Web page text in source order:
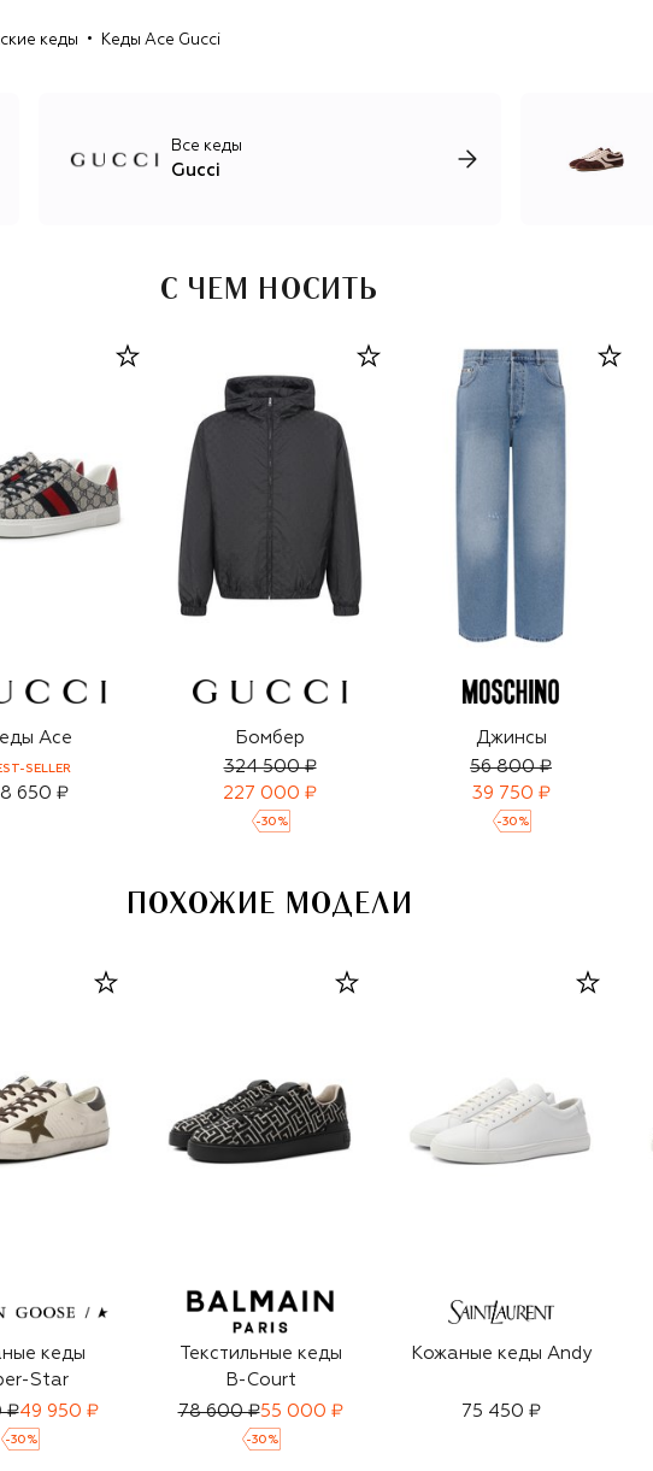
развития, что никак не влияет на выпуск основных
директором бренда был назначен Демна Гвасалия.
кеды Кеды Ace Gucci
Все кеды
Gucci
С ЧЕМ НОСИТЬ
Ace
SELLER
650 ₽
Бомбер
324 500 ₽
227 000 ₽
-30 %
Джинсы
56 800 ₽
39 750 ₽
-30 %
ПОХОЖИЕ МОДЕЛИ
кеды
Star
₽49 950 ₽
-30 %
Текстильные кеды
B-Court
78 600 ₽55 000 ₽
-30 %
Кожаные кеды Andy
75 450 ₽